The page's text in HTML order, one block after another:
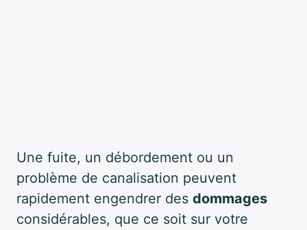
Une fuite, un débordement ou un
problème de canalisation peuvent
rapidement engendrer des dommages
considérables, que ce soit sur votre